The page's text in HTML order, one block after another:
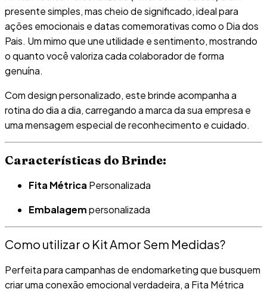
presente simples, mas cheio de significado, ideal para
ações emocionais e datas comemorativas como o Dia dos
Pais. Um mimo que une utilidade e sentimento, mostrando
o quanto você valoriza cada colaborador de forma
genuína.
Com design personalizado, este brinde acompanha a
rotina do dia a dia, carregando a marca da sua empresa e
uma mensagem especial de reconhecimento e cuidado.
Características do Brinde:
Fita Métrica Personalizada
Embalagempersonalizada
Como utilizar o Kit Amor Sem Medidas?
Perfeita para campanhas de endomarketing que busquem
criar uma conexão emocional verdadeira, a Fita Métrica